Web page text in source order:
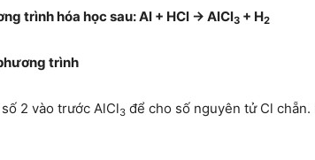
trình hóa học sau: Al + HCl → AlCl3 + H2­
trình
2 vào trước AlCl3 để cho số nguyên tử Cl